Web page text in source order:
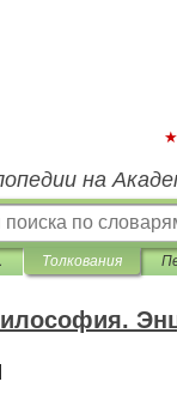
на
Толкования